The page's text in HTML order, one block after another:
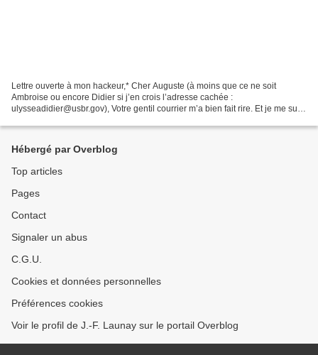
Lettre ouverte à mon hackeur,* Cher Auguste (à moins que ce ne soit
Ambroise ou encore Didier si j’en crois l’adresse cachée :
ulysseadidier@usbr.gov), Votre gentil courrier m’a bien fait rire. Et je me suis
Hébergé par Overblog
Top articles
Pages
Contact
Signaler un abus
C.G.U.
Cookies et données personnelles
Préférences cookies
Voir le profil de J.-F. Launay sur le portail Overblog